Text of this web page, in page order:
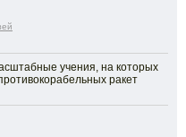
учения, на которых
ракет